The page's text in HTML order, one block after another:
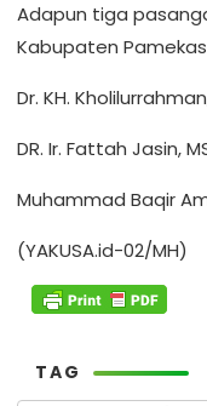
Adapun tiga
Kabupaten
Dr. KH.
DR. Ir. Fattah Jasin,
Muhammad Baqir
(YAKUSA.id-02/MH)
TAG